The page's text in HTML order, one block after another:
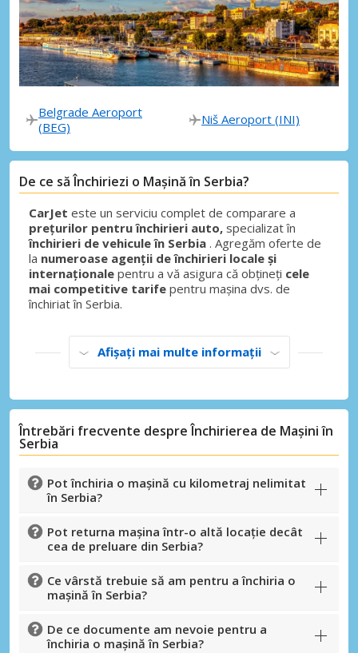
Belgrade Aeroport
(BEG)
Niš Aeroport (INI)
De ce să Închiriezi o Mașină în Serbia?
CarJet este un serviciu complet de comparare a
prețurilor pentru închirieri auto, specializat în
închirieri de vehicule în Serbia . Agregăm oferte de
la numeroase agenții de închirieri locale și
internaționale pentru a vă asigura că obțineți cele
mai competitive tarife pentru mașina dvs. de
închiriat în Serbia.
Afișați mai multe informații
Întrebări frecvente despre Închirierea de Mașini în
Serbia
Pot închiria o mașină cu kilometraj nelimitat
în Serbia?
Pot returna mașina într-o altă locație decât
cea de preluare din Serbia?
Ce vârstă trebuie să am pentru a închiria o
mașină în Serbia?
De ce documente am nevoie pentru a
închiria o mașină în Serbia?